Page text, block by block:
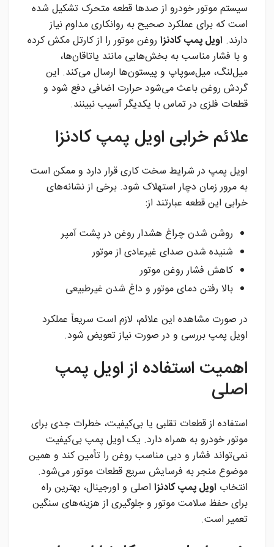
سیستم موتور خودرو از صدها قطعه متحرک تشکیل شده
است که برای عملکرد صحیح به روانکاری مداوم نیاز
دارند. اویل پمپ کادنزا روغن موتور را از کارتل مکش کرده
و با فشار مناسب به بخش‌هایی مانند یاتاقان‌ها،
میل‌لنگ، میل‌سوپاپ و پیستون‌ها ارسال می‌کند. این
گردش روغن باعث می‌شود حرارت اضافی دفع شود و
قطعات فلزی در تماس با یکدیگر آسیب نبینند.
علائم خرابی اویل پمپ کادنزا
اویل پمپ در شرایط سخت کاری قرار دارد و ممکن است
به مرور زمان دچار استهلاک شود. برخی از نشانه‌های
خرابی این قطعه عبارتند از:
روشن شدن چراغ هشدار روغن در پشت آمپر
شنیده شدن صدای غیرعادی از موتور
کاهش فشار روغن موتور
بالا رفتن دمای موتور و داغ شدن غیرطبیعی
در صورت مشاهده این علائم، لازم است سریعاً عملکرد
اویل پمپ بررسی و در صورت نیاز تعویض شود.
اهمیت استفاده از اویل پمپ
اصلی
استفاده از قطعات تقلبی یا بی‌کیفیت، خطرات جدی برای
موتور خودرو به همراه دارد. یک اویل پمپ بی‌کیفیت
نمی‌تواند فشار و دبی مناسب روغن را تأمین کند و همین
موضوع منجر به فرسایش سریع قطعات موتور می‌شود.
انتخاب اویل پمپ کادنزا اصلی و اورجینال، بهترین راه
برای حفظ سلامت موتور و جلوگیری از هزینه‌های سنگین
تعمیر است.